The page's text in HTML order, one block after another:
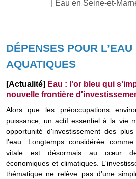
DÉPENSES POUR
AQUATIQUES
[Actualité] Eau : l'or bleu qui
nouvelle frontière
Alors que les préoccupations
puissance, un actif essentiel à la vie
opportunité d'investissement des
l'eau. Longtemps considérée
vitale est désormais au cœur
économiques et climatiques.
thématique ne relève pas d'une